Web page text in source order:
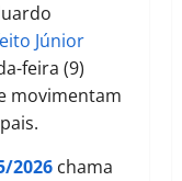
Júnior
feira (9)
movimentam
2026 chama